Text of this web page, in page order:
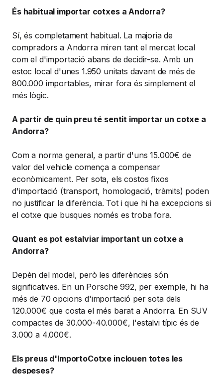
És habitual importar cotxes a Andorra?
Sí, és completament habitual. La majoria de
compradors a Andorra miren tant el mercat local
com el d'importació abans de decidir-se. Amb un
estoc local d'unes 1.950 unitats davant de més de
800.000 importables, mirar fora és simplement el
més lògic.
A partir de quin preu té sentit importar un cotxe a
Andorra?
Com a norma general, a partir d'uns 15.000€ de
valor del vehicle comença a compensar
econòmicament. Per sota, els costos fixos
d'importació (transport, homologació, tràmits) poden
no justificar la diferència. Tot i que hi ha excepcions si
el cotxe que busques només es troba fora.
Quant es pot estalviar important un cotxe a
Andorra?
Depèn del model, però les diferències són
significatives. En un Porsche 992, per exemple, hi ha
més de 70 opcions d'importació per sota dels
120.000€ que costa el més barat a Andorra. En SUV
compactes de 30.000-40.000€, l'estalvi típic és de
3.000 a 4.000€.
Els preus d'ImportoCotxe inclouen totes les
despeses?